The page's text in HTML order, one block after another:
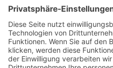
Streckenskizze Programmheft
Alle Ergebnisse: